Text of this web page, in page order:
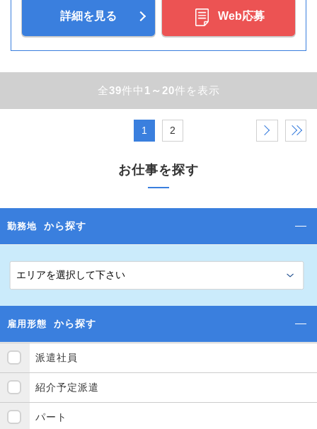
詳細を見る Web応募
全39件中 1～20件を表示
1 2 › »
お仕事を探す
勤務地 から探す
雇用形態 から探す
派遣社員
紹介予定派遣
パート